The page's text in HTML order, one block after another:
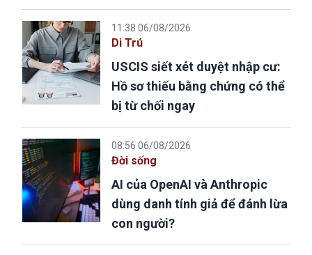
11:38 06/08/2026
Di Trú
USCIS siết xét duyệt nhập cư:
Hồ sơ thiếu bằng chứng có thể
bị từ chối ngay
08:56 06/08/2026
Đời sống
AI của OpenAI và Anthropic
dùng danh tính giả để đánh lừa
con người?